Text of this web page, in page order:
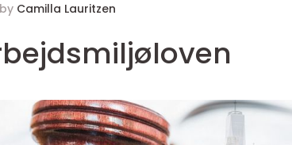
by Camilla Lauritzen